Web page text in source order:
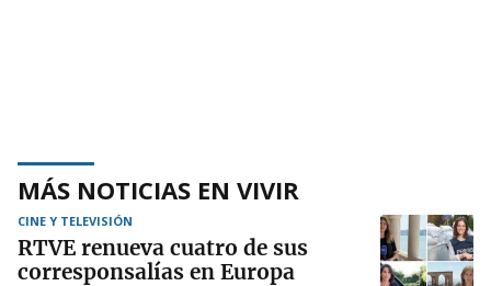
MÁS NOTICIAS EN VIVIR
CINE Y TELEVISIÓN
RTVE renueva cuatro de sus
corresponsalías en Europa